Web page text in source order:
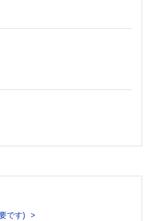
本臨床救急医学会による新型コロナウイ
の副反応とその症状
ンと標準偏差
（トリアージナース）の特性
System とJTAS
適用と成人の緊急度判定
適用と小児の緊急度判定
です)